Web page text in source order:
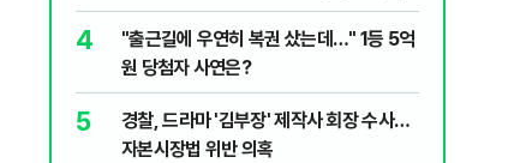
어디?
4
"출근길에 우연히 복권 샀는데…" 1등 5억
원 당첨자 사연은?
5
경찰, 드라마 '김부장' 제작사 회장 수사…
자본시장법 위반 의혹